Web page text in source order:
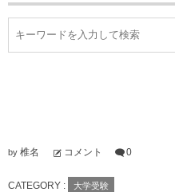
by 椎名 コメント 0
CATEGORY : 大学受験